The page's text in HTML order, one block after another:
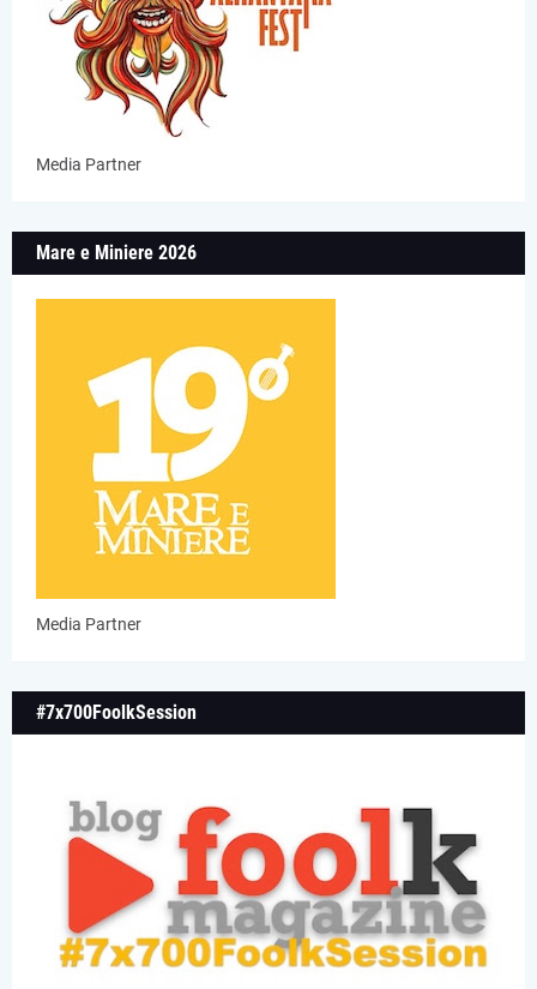
Media Partner
Mare e Miniere 2026
Media Partner
#7x700FoolkSession